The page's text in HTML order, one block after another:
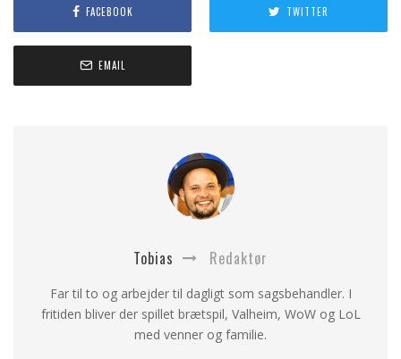
FACEBOOK TWITTER
EMAIL
Tobias Redaktør
Far til to og arbejder til dagligt som sagsbehandler. I
fritiden bliver der spillet brætspil, Valheim, WoW og LoL
med venner og familie.